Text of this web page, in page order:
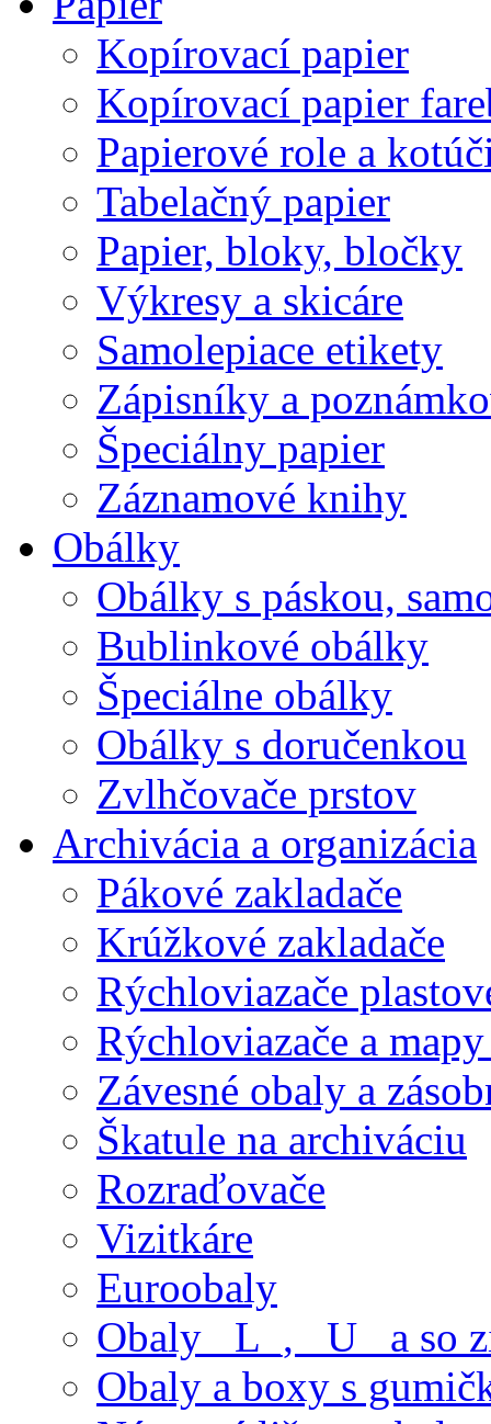
Kopírovací papier
Kopírovací papier
Papierové role a
Tabelačný papier
Papier, bloky, bločky
Výkresy a skicáre
Samolepiace etikety
Zápisníky a
Špeciálny papier
Záznamové knihy
Obálky
Obálky s páskou,
Bublinkové obálky
Špeciálne obálky
Obálky s doručenkou
Zvlhčovače prstov
Archivácia a organizácia
Pákové zakladače
Krúžkové zakladače
Rýchloviazače
Rýchloviazače a
Závesné obaly a
Škatule na archiváciu
Rozraďovače
Vizitkáre
Euroobaly
Obaly _L_, _U_ a so
Obaly a boxy s